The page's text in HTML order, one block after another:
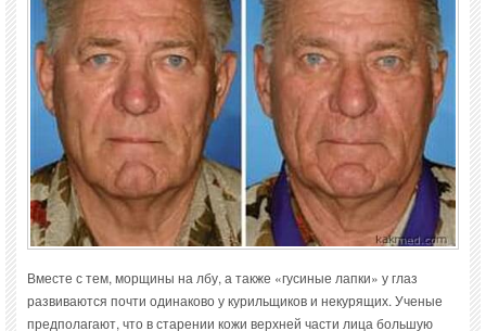
Вместе с тем, морщины на лбу, а также «гусиные лапки» у глаз
развиваются почти одинаково у курильщиков и некурящих. Ученые
предполагают, что в старении кожи верхней части лица большую